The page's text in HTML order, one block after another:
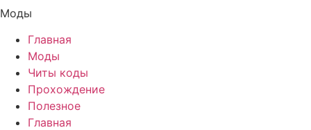
Моды
Главная
Моды
Читы коды
Прохождение
Полезное
Главная